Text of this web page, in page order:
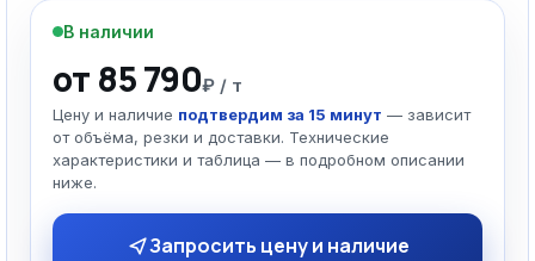
В наличии
от 85 790₽ / т
Цену и наличие подтвердим за 15 минут — зависит
от объёма, резки и доставки. Технические
характеристики и таблица — в подробном описании
ниже.
Запросить цену и наличие